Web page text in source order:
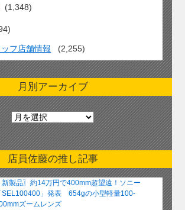
(1,348)
フ店舗情報 (2,255)
月別アーカイブ
月
別
ア
ー
カ
イ
ブ
店員佐藤の推し記事
新製品〗約14万円で400mm超望遠！ソニー
SEL100400」発表 654gの小型軽量100-
ズームレンズ